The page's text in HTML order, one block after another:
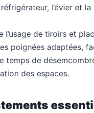
l’évier et
l’usage de tiroirs et
poignées adaptées,
temps de
des espaces.